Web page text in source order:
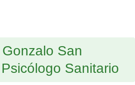
San
Sanitario